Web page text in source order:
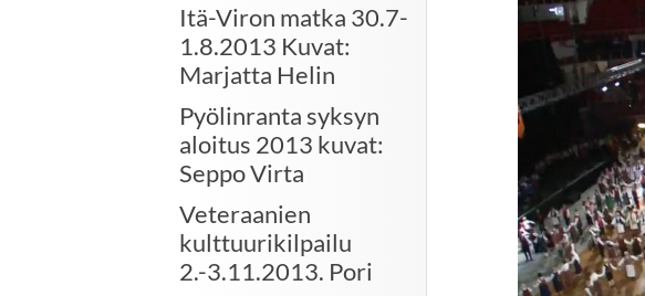
Itä-Viron matka 30.7-
1.8.2013 Kuvat:
Marjatta Helin
Pyölinranta syksyn
aloitus 2013 kuvat:
Seppo Virta
Veteraanien
kulttuurikilpailu
2.-3.11.2013. Pori